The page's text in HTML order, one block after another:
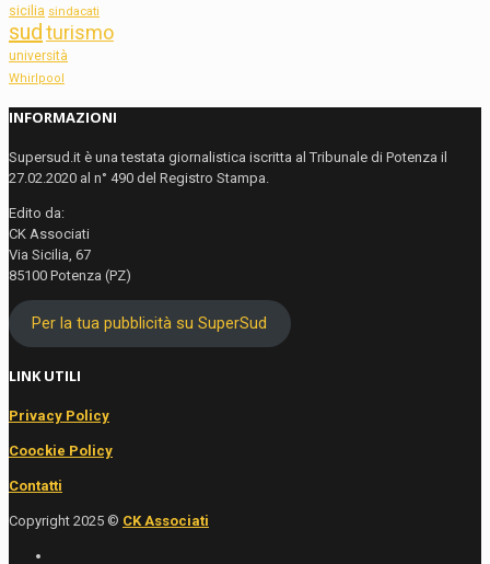
sicilia sindacati
sudturismo
università
Whirlpool
INFORMAZIONI
Supersud.it è una testata giornalistica iscritta al Tribunale di Potenza il
27.02.2020 al n° 490 del Registro Stampa.
Edito da:
CK Associati
Via Sicilia, 67
85100 Potenza (PZ)
Per la tua pubblicità su SuperSud
LINK UTILI
Privacy Policy
Coockie Policy
Contatti
Copyright 2025 © CK Associati